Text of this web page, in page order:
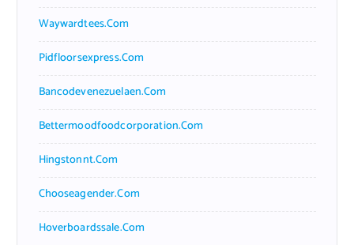
Waywardtees.com
Pidfloorsexpress.com
Bancodevenezuelaen.com
Bettermoodfoodcorporation.com
Hingstonnt.com
Chooseagender.com
Hoverboardssale.com